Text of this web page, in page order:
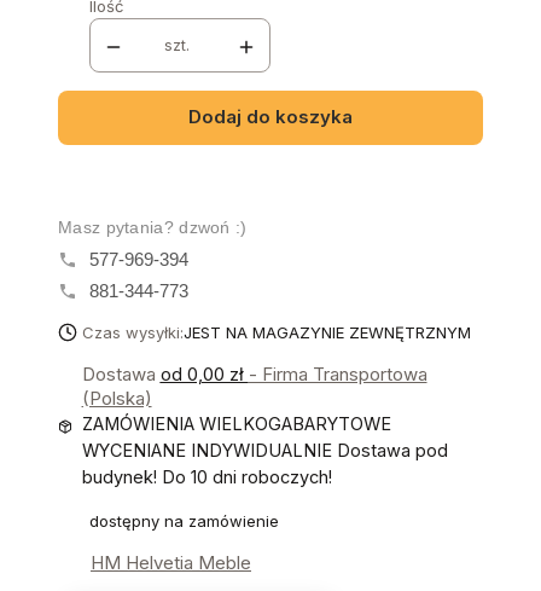
Ilość
szt.
Dodaj do koszyka
Masz pytania? dzwoń :)
577-969-394
881-344-773
Czas wysyłki:JEST NA MAGAZYNIE ZEWNĘTRZNYM
Dostawa od 0,00 zł - Firma Transportowa
(Polska)
ZAMÓWIENIA WIELKOGABARYTOWE
WYCENIANE INDYWIDUALNIE Dostawa pod
budynek! Do 10 dni roboczych!
dostępny na zamówienie
HM Helvetia Meble